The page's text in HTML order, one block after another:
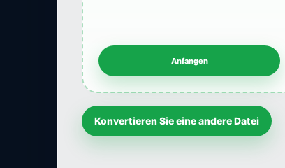
Konvertieren Sie eine andere Datei